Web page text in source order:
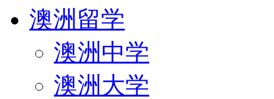
澳洲留学
澳洲中学
澳洲大学